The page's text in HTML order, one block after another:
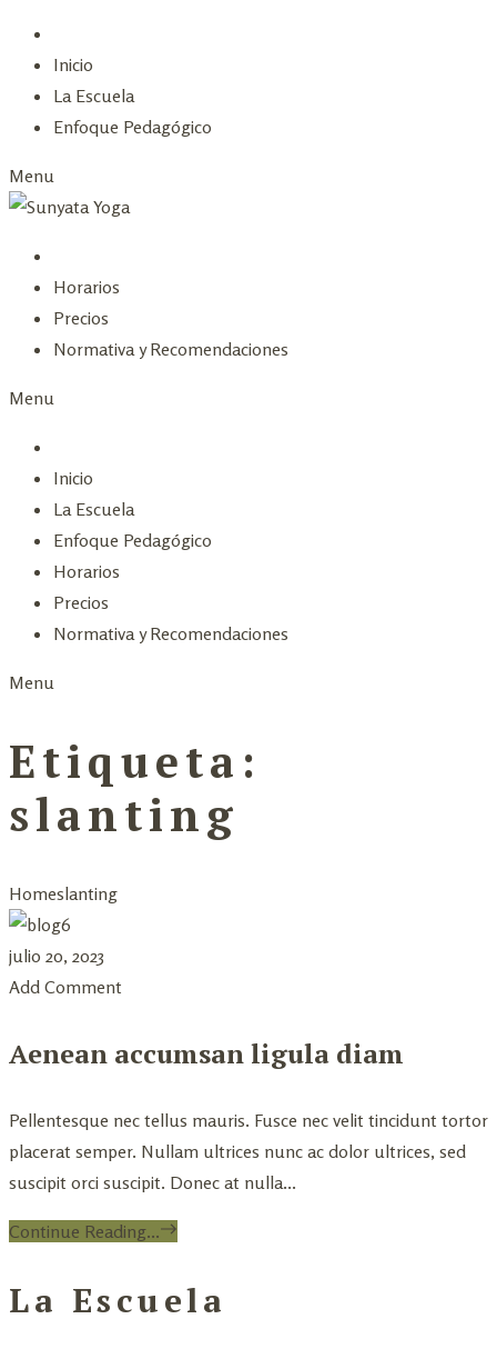
Skip
content
Inicio
La Escuela
Enfoque Pedagógico
Menu
Horarios
Precios
Normativa y Recomendaciones
Menu
Inicio
La Escuela
Enfoque Pedagógico
Horarios
Precios
Normativa y Recomendaciones
Menu
Etiqueta:
slanting
Homeslanting
julio 20, 2023
Add Comment
Aenean accumsan ligula diam
Pellentesque nec tellus mauris. Fusce nec velit tincidunt tortor
placerat semper. Nullam ultrices nunc ac dolor ultrices, sed
suscipit orci suscipit. Donec at nulla...
Continue Reading...
La Escuela